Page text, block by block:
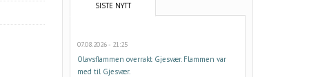
SISTE NYTT
07.08.2026 - 21:25
Olavsflammen overrakt Gjesvær. Flammen var
med til Gjesvær.